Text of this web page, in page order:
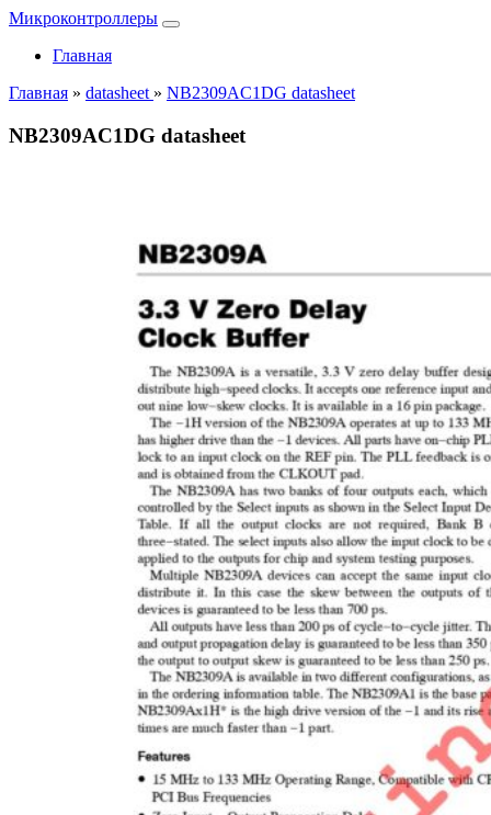
Микроконтроллеры
Главная
Главная » datasheet » NB2309AC1DG datasheet
NB2309AC1DG datasheet